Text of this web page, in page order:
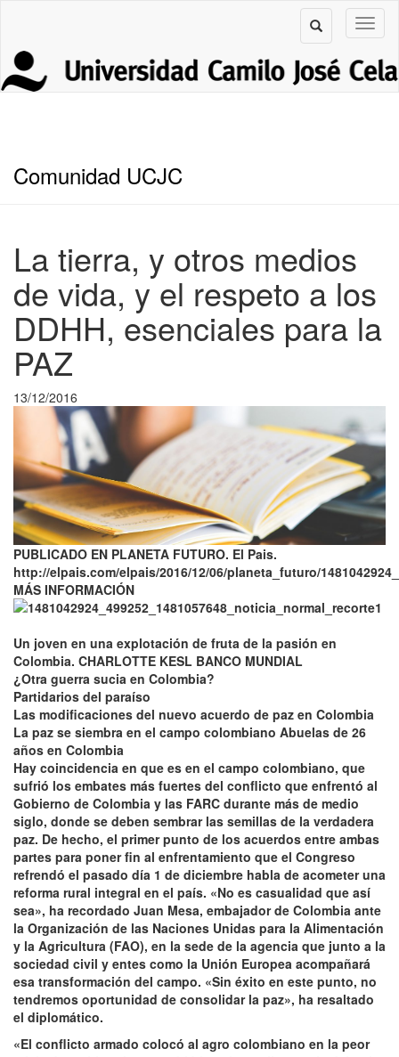
Comunidad UCJC
La tierra, y otros medios
de vida, y el respeto a los
DDHH, esenciales para la
PAZ
13/12/2016
PUBLICADO EN PLANETA FUTURO. El Pais.
http://elpais.com/elpais/2016/12/06/planeta_futuro/
MÁS INFORMACIÓN
Un joven en una explotación de fruta de la pasión en
Colombia. CHARLOTTE KESL BANCO MUNDIAL
¿Otra guerra sucia en Colombia?
Partidarios del paraíso
Las modificaciones del nuevo acuerdo de paz en Colombia
La paz se siembra en el campo colombiano Abuelas de 26
años en Colombia
Hay coincidencia en que es en el campo colombiano, que
sufrió los embates más fuertes del conflicto que enfrentó al
Gobierno de Colombia y las FARC durante más de medio
siglo, donde se deben sembrar las semillas de la verdadera
paz. De hecho, el primer punto de los acuerdos entre ambas
partes para poner fin al enfrentamiento que el Congreso
refrendó el pasado día 1 de diciembre habla de acometer una
reforma rural integral en el país. «No es casualidad que así
sea», ha recordado Juan Mesa, embajador de Colombia ante
la Organización de las Naciones Unidas para la Alimentación
y la Agricultura (FAO), en la sede de la agencia que junto a la
sociedad civil y entes como la Unión Europea acompañará
esa transformación del campo. «Sin éxito en este punto, no
tendremos oportunidad de consolidar la paz», ha resaltado
el diplomático.
«El conflicto armado colocó al agro colombiano en la peor